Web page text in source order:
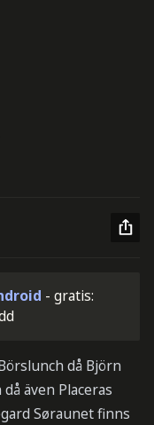
- gratis:
då Björn
även Placeras
Søraunet finns